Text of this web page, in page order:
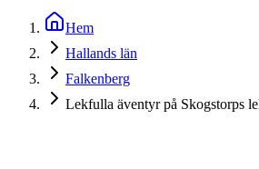
Hem
Hallands län
Falkenberg
Lekfulla äventyr på Skogstorps